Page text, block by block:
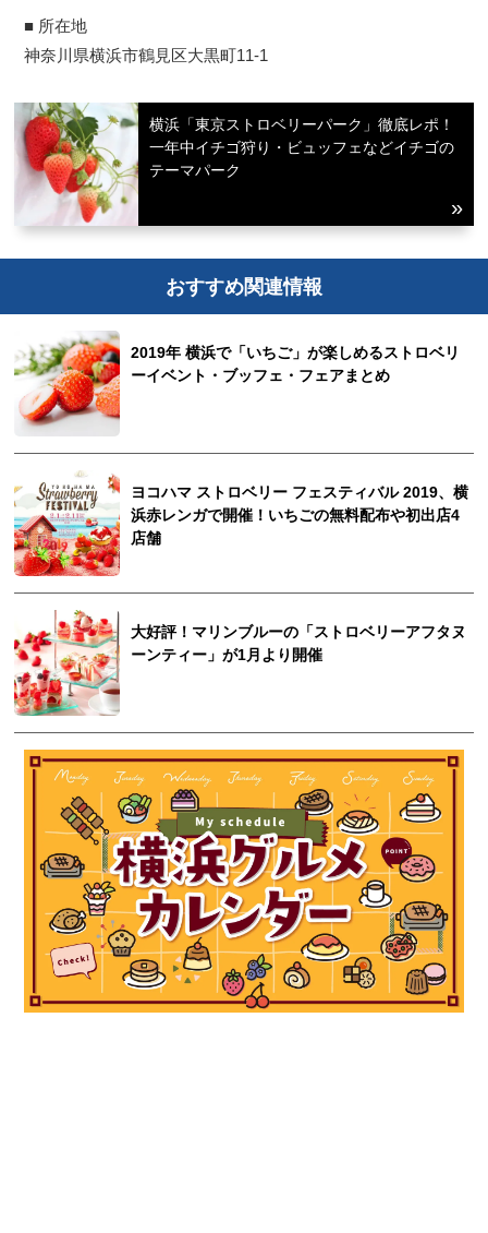
■ 所在地
神奈川県横浜市鶴見区大黒町11-1
横浜「東京ストロベリーパーク」徹底レポ！
一年中イチゴ狩り・ビュッフェなどイチゴの
テーマパーク
おすすめ関連情報
2019年 横浜で「いちご」が楽しめるストロベリ
ーイベント・ブッフェ・フェアまとめ
ヨコハマ ストロベリー フェスティバル 2019、横
浜赤レンガで開催！いちごの無料配布や初出店4
店舗
大好評！マリンブルーの「ストロベリーアフタヌ
ーンティー」が1月より開催